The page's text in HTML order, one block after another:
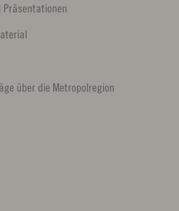
Präsentationen
über die Metropolregion